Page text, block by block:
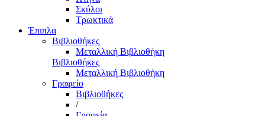
Σκύλοι
Τρωκτικά
Έπιπλα
Βιβλιοθήκες
Μεταλλική Βιβλιοθήκη
Βιβλιοθήκες
Μεταλλική Βιβλιοθήκη
Γραφείο
Βιβλιοθήκες
/